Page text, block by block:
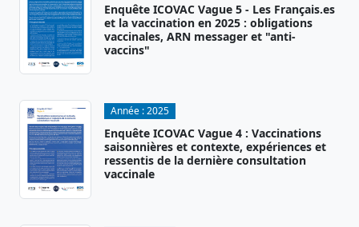
Enquête ICOVAC Vague 5 - Les Français.es
et la vaccination en 2025 : obligations
vaccinales, ARN messager et "anti-
vaccins"
Année :2025
Enquête ICOVAC Vague 4 : Vaccinations
saisonnières et contexte, expériences et
ressentis de la dernière consultation
vaccinale